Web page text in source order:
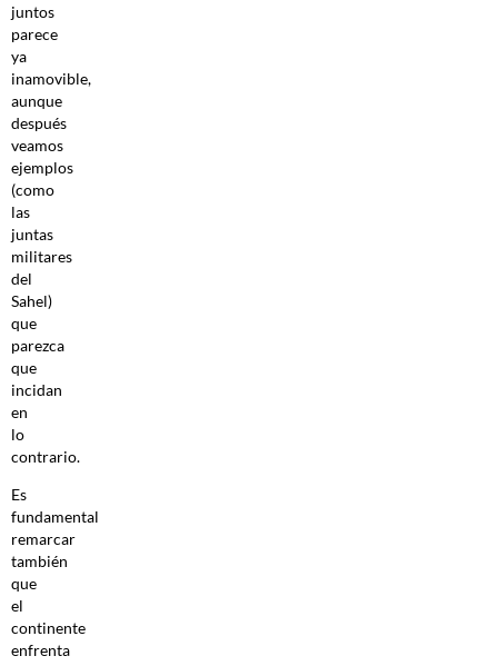
juntos
parece
ya
inamovible,
aunque
después
veamos
ejemplos
(como
las
juntas
militares
del
Sahel)
que
parezca
que
incidan
en
lo
contrario.
Es
fundamental
remarcar
también
que
el
continente
enfrenta